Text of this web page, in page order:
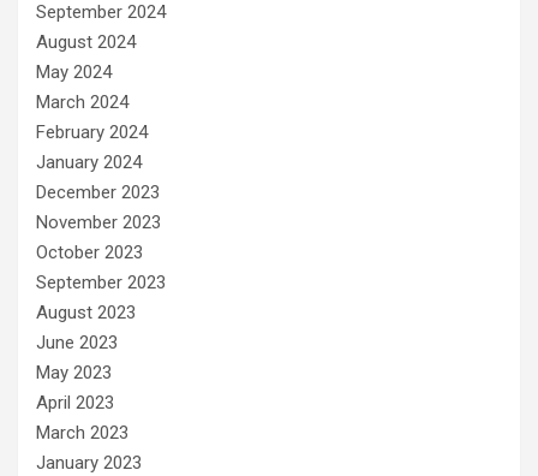
September 2024
August 2024
May 2024
March 2024
February 2024
January 2024
December 2023
November 2023
October 2023
September 2023
August 2023
June 2023
May 2023
April 2023
March 2023
January 2023